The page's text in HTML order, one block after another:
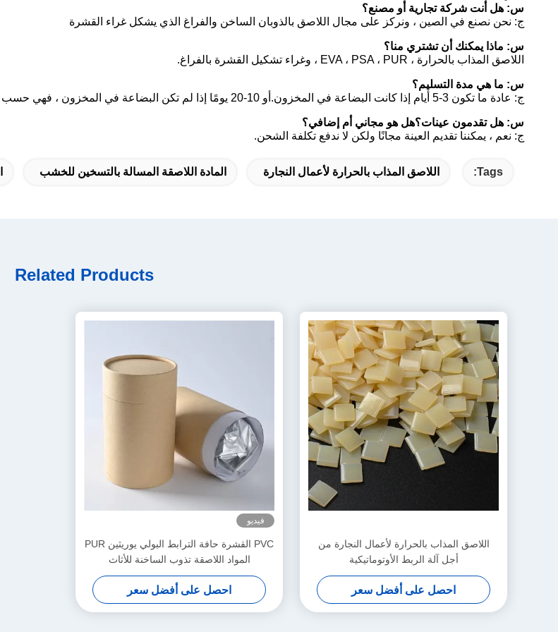
س: هل أنت شركة تجارية أو مصنع؟
ج: نحن نصنع في الصين ، ونركز على مجال اللاصق بالذوبان الساخن والفراغ الذي يشكل غراء القشرة
س: ماذا يمكنك أن تشتري منا؟
اللاصق المذاب بالحرارة ، EVA ، PSA ، PUR ، وغراء تشكيل القشرة بالفراغ.
س: ما هي مدة التسليم؟
ج: عادة ما تكون 3-5 أيام إذا كانت البضاعة في المخزون.أو 10-20 يومًا إذا لم تكن البضاعة في المخزون ، فهي حسب الكمية.
س: هل تقدمون عينات؟هل هو مجاني أم إضافي؟
ج: نعم ، يمكننا تقديم العينة مجانًا ولكن لا ندفع تكلفة الشحن.
Tags: اللاصق المذاب بالحرارة لأعمال النجارة المادة اللاصقة المسالة بالتسخين للخشب
Related Products
اللاصق المذاب بالحرارة لأعمال النجارة من
أجل آلة الربط الأوتوماتيكية
احصل على أفضل سعر
فيديو
PVC القشرة حافة الترابط البولي يوريثين PUR
المواد اللاصقة تذوب الساخنة للأثاث
احصل على أفضل سعر